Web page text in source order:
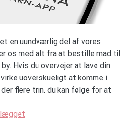
en uundværlig del af vores
os med alt fra at bestille mad til
Hvis du overvejer at lave din
uoverskueligt at komme i
flere trin, du kan følge for at